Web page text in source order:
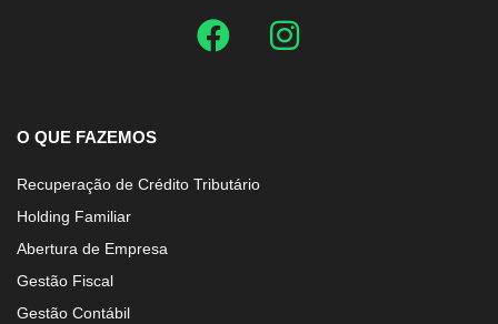
O QUE FAZEMOS
Recuperação de Crédito Tributário
Holding Familiar
Abertura de Empresa
Gestão Fiscal
Gestão Contábil